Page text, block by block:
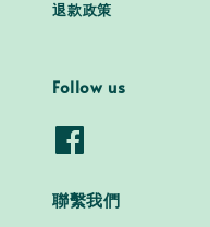
退款政策
Follow us
聯繫我們